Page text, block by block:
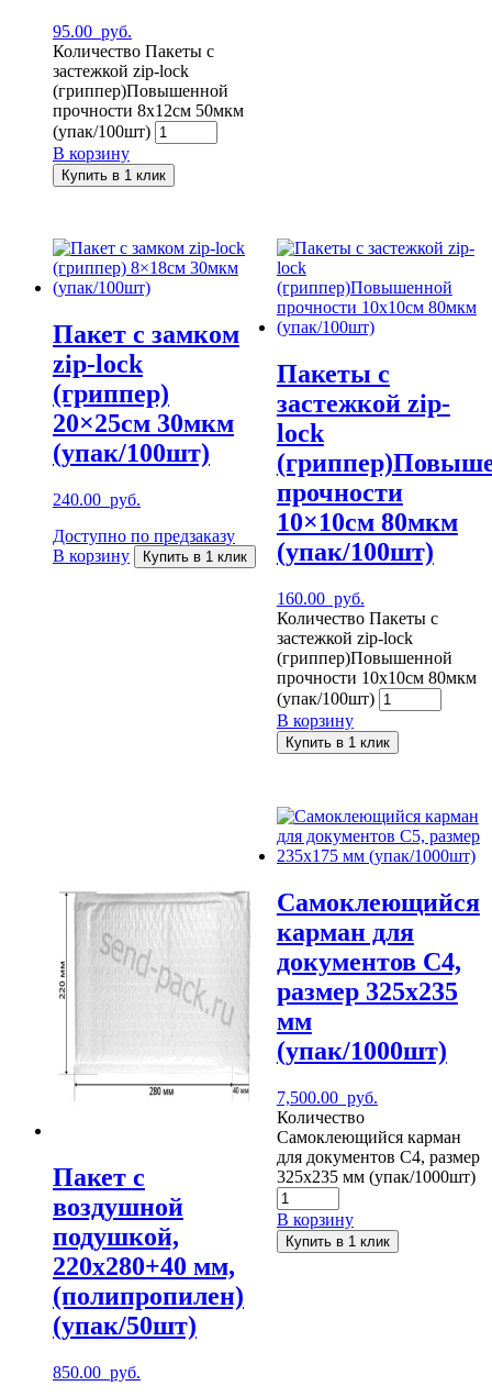
95.00 руб.
Количество Пакеты с
застежкой zip-lock
(гриппер)Повышенной
прочности 8x12см 50мкм
(упак/100шт)
В корзину
Купить в 1 клик
Пакет с замком
zip-lock
(гриппер)
20×25см 30мкм
(упак/100шт)
240.00 руб.
Доступно по предзаказу
В корзину
Купить в 1 клик
Пакеты с
застежкой zip-
lock
прочности
10×10см 80мкм
(упак/100шт)
160.00 руб.
Количество Пакеты с
застежкой zip-lock
(гриппер)Повышенной
прочности 10x10см 80мкм
(упак/100шт)
В корзину
Купить в 1 клик
Пакет с
воздушной
подушкой,
220х280+40 мм,
(полипропилен)
(упак/50шт)
850.00 руб.
Самоклеющийся
карман для
документов C4,
размер 325х235
мм
(упак/1000шт)
7,500.00 руб.
Количество
Самоклеющийся карман
для документов C4, размер
325х235 мм (упак/1000шт)
В корзину
Купить в 1 клик